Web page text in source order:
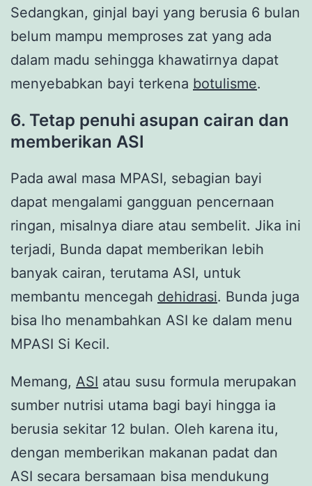
Sedangkan, ginjal bayi yang berusia 6 bulan
belum mampu memproses zat yang ada
dalam madu sehingga khawatirnya dapat
menyebabkan bayi terkena botulisme.
6. Tetap penuhi asupan cairan dan
memberikan ASI
Pada awal masa MPASI, sebagian bayi
dapat mengalami gangguan pencernaan
ringan, misalnya diare atau sembelit. Jika ini
terjadi, Bunda dapat memberikan lebih
banyak cairan, terutama ASI, untuk
membantu mencegah dehidrasi. Bunda juga
bisa lho menambahkan ASI ke dalam menu
MPASI Si Kecil.
Memang, ASI atau susu formula merupakan
sumber nutrisi utama bagi bayi hingga ia
berusia sekitar 12 bulan. Oleh karena itu,
dengan memberikan makanan padat dan
ASI secara bersamaan bisa mendukung